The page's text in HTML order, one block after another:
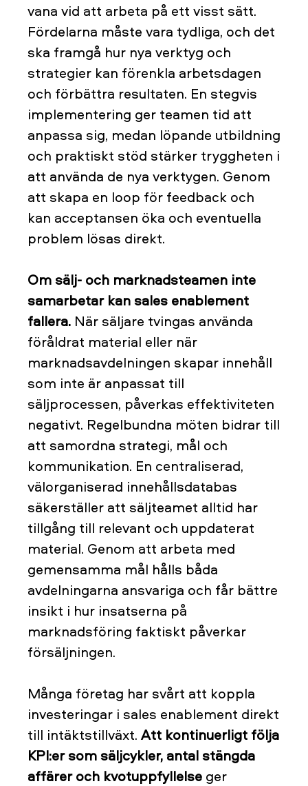
vana vid att arbeta på ett visst sätt.
Fördelarna måste vara tydliga, och det
ska framgå hur nya verktyg och
strategier kan förenkla arbetsdagen
och förbättra resultaten. En stegvis
implementering ger teamen tid att
anpassa sig, medan löpande utbildning
och praktiskt stöd stärker tryggheten i
att använda de nya verktygen. Genom
att skapa en loop för feedback och
kan acceptansen öka och eventuella
problem lösas direkt.
Om sälj- och marknadsteamen inte
samarbetar kan sales enablement
fallera. När säljare tvingas använda
föråldrat material eller när
marknadsavdelningen skapar innehåll
som inte är anpassat till
säljprocessen, påverkas effektiviteten
negativt. Regelbundna möten bidrar till
att samordna strategi, mål och
kommunikation. En centraliserad,
välorganiserad innehållsdatabas
säkerställer att säljteamet alltid har
tillgång till relevant och uppdaterat
material. Genom att arbeta med
gemensamma mål hålls båda
avdelningarna ansvariga och får bättre
insikt i hur insatserna på
marknadsföring faktiskt påverkar
försäljningen.
Många företag har svårt att koppla
investeringar i sales enablement direkt
till intäktstillväxt. Att kontinuerligt följa
KPI:er som säljcykler, antal stängda
affärer och kvotuppfyllelse ger